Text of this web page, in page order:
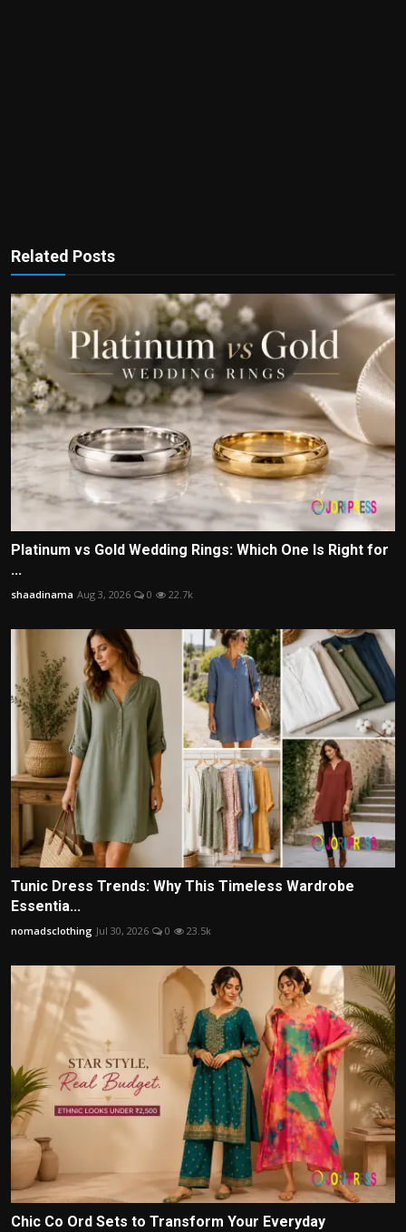
Related Posts
Platinum vs Gold Wedding Rings: Which One Is Right for
...
shaadinama Aug 3, 2026 0 22.7k
Tunic Dress Trends: Why This Timeless Wardrobe
Essentia...
nomadsclothing Jul 30, 2026 0 23.5k
Chic Co Ord Sets to Transform Your Everyday